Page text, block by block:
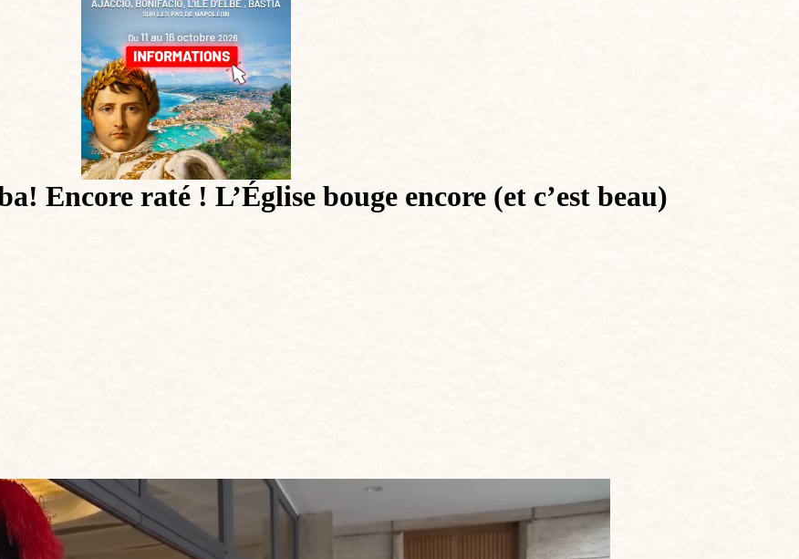
Encore raté ! L’Église bouge encore (et c’est beau)